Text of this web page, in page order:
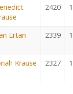
2420
Ertan 2339
Krause 2327